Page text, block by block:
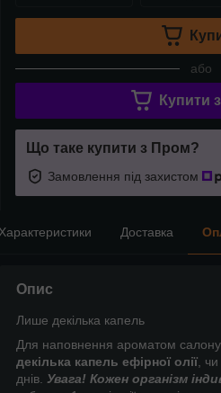
або
Купити з
Що таке купити з Пром?
Замовлення під захистом
Доставка
Опис
Лише декілька капель
Для наповнення ароматом салону
декілька капель ефірної олії ,
днів. Увага! Кожен організм